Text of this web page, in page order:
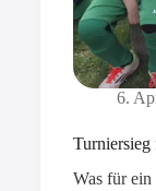
6.
Turniersieg
Was für ein